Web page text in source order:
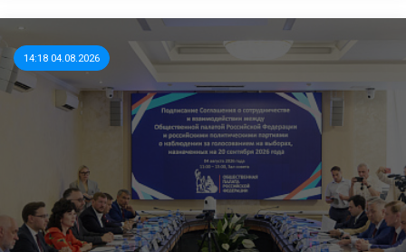
14:18 04.08.2026